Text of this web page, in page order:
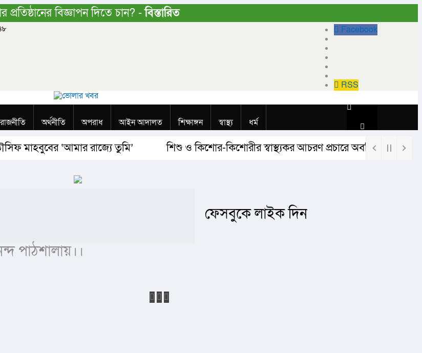
প্রতিষ্ঠানের বিজ্ঞাপন দিতে চান? -বিস্তারিত
Facebook
RSS
রাজনীতি অর্থনীতি অপরাধ আইন আদালত শিক্ষাঙ্গন স্বাস্থ্য ধর্ম
মাহবুবের ‘আমার রাজ্যে তুমি’ শিশু ও কিশোর-কিশোরীর স্বাস্থ্যকর আচরণ প্রচারে অবহিতকরণ ও
পাঠশালায়।।
ফেসবুকে লাইক দিন